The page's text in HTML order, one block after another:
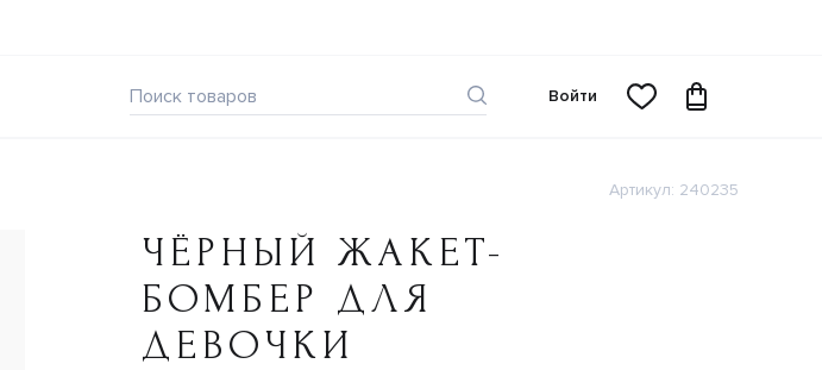
Войти
Артикул: 240235
ЧЁРНЫЙ ЖАКЕТ-
БОМБЕР ДЛЯ
ДЕВОЧКИ